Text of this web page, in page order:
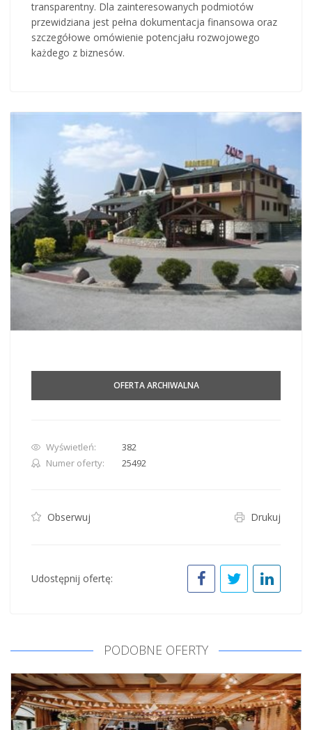
transparentny. Dla zainteresowanych podmiotów
przewidziana jest pełna dokumentacja finansowa oraz
szczegółowe omówienie potencjału rozwojowego
każdego z biznesów.
OFERTA ARCHIWALNA
Wyświetleń:
382
Numer oferty:
25492
Obserwuj Drukuj
Udostępnij ofertę:
PODOBNE OFERTY